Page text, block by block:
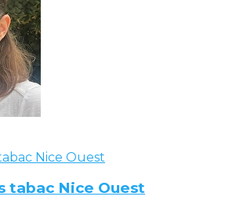
tabac Nice Ouest